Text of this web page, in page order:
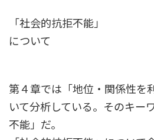
「社会的抗拒不能」
について
第４章では「地位・関係性を
いて分析している。そのキー
不能」だ。